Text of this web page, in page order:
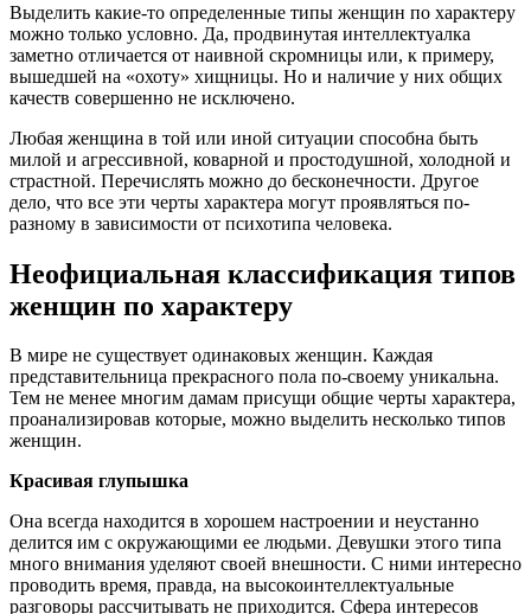
Выделить какие-то определенные типы женщин по характеру
можно только условно. Да, продвинутая интеллектуалка
заметно отличается от наивной скромницы или, к примеру,
вышедшей на «охоту» хищницы. Но и наличие у них общих
качеств совершенно не исключено.
Любая женщина в той или иной ситуации способна быть
милой и агрессивной, коварной и простодушной, холодной и
страстной. Перечислять можно до бесконечности. Другое
дело, что все эти черты характера могут проявляться по-
разному в зависимости от психотипа человека.
Неофициальная классификация типов
женщин по характеру
В мире не существует одинаковых женщин. Каждая
представительница прекрасного пола по-своему уникальна.
Тем не менее многим дамам присущи общие черты характера,
проанализировав которые, можно выделить несколько типов
женщин.
Красивая глупышка
Она всегда находится в хорошем настроении и неустанно
делится им с окружающими ее людьми. Девушки этого типа
много внимания уделяют своей внешности. С ними интересно
проводить время, правда, на высокоинтеллектуальные
разговоры рассчитывать не приходится. Сфера интересов